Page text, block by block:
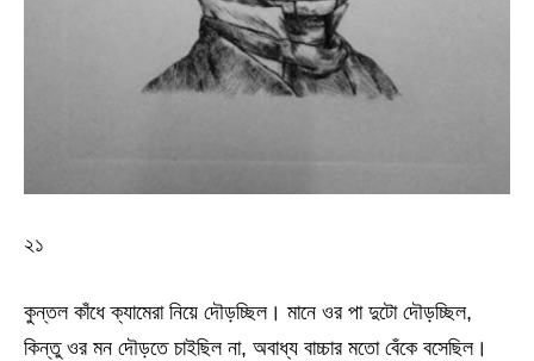
২১
কুন্তল কাঁধে ক্যামেরা নিয়ে দৌড়চ্ছিল। মানে ওর পা দুটো দৌড়চ্ছিল,
কিন্তু ওর মন দৌড়তে চাইছিল না, অবাধ্য বাচ্চার মতো বেঁকে বসেছিল।